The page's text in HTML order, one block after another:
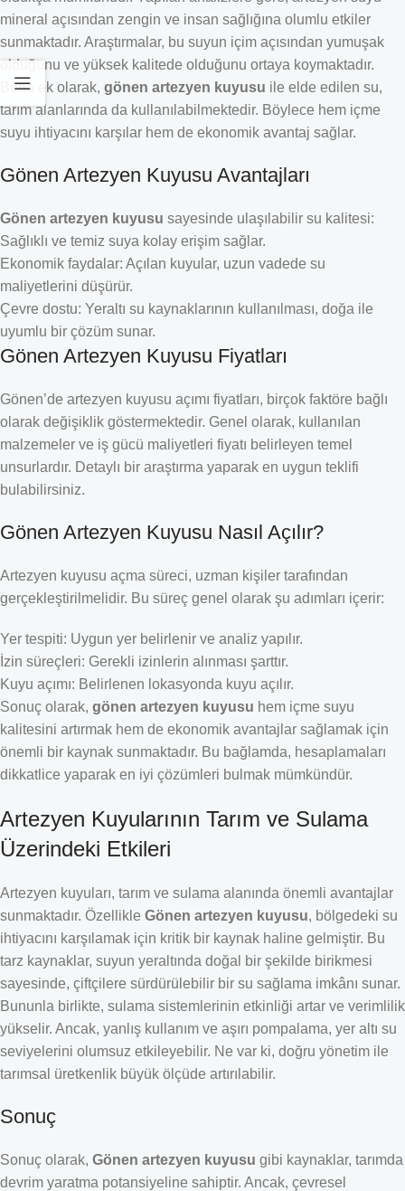
mineral açısından zengin ve insan sağlığına olumlu etkiler
sunmaktadır. Araştırmalar, bu suyun içim açısından yumuşak
olduğunu ve yüksek kalitede olduğunu ortaya koymaktadır.
Buna ek olarak, gönen artezyen kuyusu ile elde edilen su,
tarım alanlarında da kullanılabilmektedir. Böylece hem içme
suyu ihtiyacını karşılar hem de ekonomik avantaj sağlar.
Gönen Artezyen Kuyusu Avantajları
Gönen artezyen kuyusu sayesinde ulaşılabilir su kalitesi:
Sağlıklı ve temiz suya kolay erişim sağlar.
Ekonomik faydalar: Açılan kuyular, uzun vadede su
maliyetlerini düşürür.
Çevre dostu: Yeraltı su kaynaklarının kullanılması, doğa ile
uyumlu bir çözüm sunar.
Gönen Artezyen Kuyusu Fiyatları
Gönen’de artezyen kuyusu açımı fiyatları, birçok faktöre bağlı
olarak değişiklik göstermektedir. Genel olarak, kullanılan
malzemeler ve iş gücü maliyetleri fiyatı belirleyen temel
unsurlardır. Detaylı bir araştırma yaparak en uygun teklifi
bulabilirsiniz.
Gönen Artezyen Kuyusu Nasıl Açılır?
Artezyen kuyusu açma süreci, uzman kişiler tarafından
gerçekleştirilmelidir. Bu süreç genel olarak şu adımları içerir:
Yer tespiti: Uygun yer belirlenir ve analiz yapılır.
İzin süreçleri: Gerekli izinlerin alınması şarttır.
Kuyu açımı: Belirlenen lokasyonda kuyu açılır.
Sonuç olarak, gönen artezyen kuyusu hem içme suyu
kalitesini artırmak hem de ekonomik avantajlar sağlamak için
önemli bir kaynak sunmaktadır. Bu bağlamda, hesaplamaları
dikkatlice yaparak en iyi çözümleri bulmak mümkündür.
Artezyen Kuyularının Tarım ve Sulama
Üzerindeki Etkileri
Artezyen kuyuları, tarım ve sulama alanında önemli avantajlar
sunmaktadır. Özellikle Gönen artezyen kuyusu, bölgedeki su
ihtiyacını karşılamak için kritik bir kaynak haline gelmiştir. Bu
tarz kaynaklar, suyun yeraltında doğal bir şekilde birikmesi
sayesinde, çiftçilere sürdürülebilir bir su sağlama imkânı sunar.
Bununla birlikte, sulama sistemlerinin etkinliği artar ve verimlilik
yükselir. Ancak, yanlış kullanım ve aşırı pompalama, yer altı su
seviyelerini olumsuz etkileyebilir. Ne var ki, doğru yönetim ile
tarımsal üretkenlik büyük ölçüde artırılabilir.
Sonuç
Sonuç olarak, Gönen artezyen kuyusu gibi kaynaklar, tarımda
devrim yaratma potansiyeline sahiptir. Ancak, çevresel